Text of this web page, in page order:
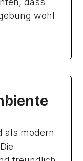
wohl
als modern